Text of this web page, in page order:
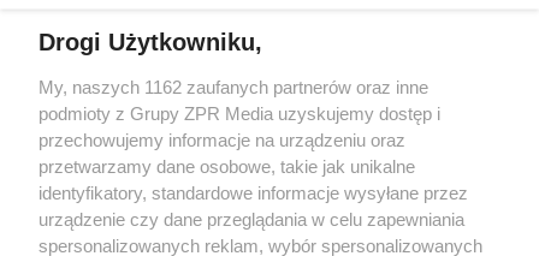
Żaden utwór zamieszczony w serwisie nie może być powielany i
rozpowszechniany lub dalej rozpowszechniany w jakikolwiek sposób (w
tym także elektroniczny lub mechaniczny) na jakimkolwiek polu
eksploatacji w jakiejkolwiek formie, włącznie z umieszczaniem w
Internecie bez pisemnej zgody właściciela praw. Jakiekolwiek użycie lub
wykorzystanie utworów w całości lub w części z naruszeniem prawa,
tzn. bez właściwej zgody, jest zabronione pod groźbą kary i może być
ścigane prawnie.
Drogi Użytkowniku,
My, naszych 1162 zaufanych partnerów oraz inne
podmioty z Grupy ZPR Media uzyskujemy dostęp i
przechowujemy informacje na urządzeniu oraz
przetwarzamy dane osobowe, takie jak unikalne
identyfikatory, standardowe informacje wysyłane przez
urządzenie czy dane przeglądania w celu zapewniania
spersonalizowanych reklam, wybór spersonalizowanych